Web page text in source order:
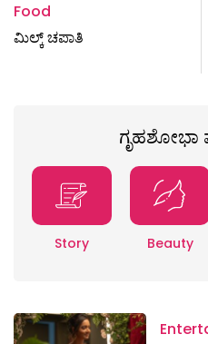
Food
ಮಿಲ್ಕ್ ಚಪಾತಿ
Story Beauty